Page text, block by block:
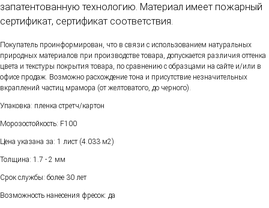
запатентованную технологию. Материал имеет пожарный
сертификат, сертификат соответствия.
Покупатель проинформирован, что в связи с использованием натуральных
природных материалов при производстве товара, допускается различия оттенка
цвета и текстуры покрытия товара, по сравнению с образцами на сайте и/или в
офисе продаж. Возможно расхождение тона и присутствие незначительных
вкраплений частиц мрамора (от желтоватого, до черного).
Упаковка: пленка стретч/картон
Морозостойкость: F100
Цена указана за: 1 лист (4.033 м2)
Толщина: 1.7 - 2 мм
Срок службы: более 30 лет
Возможность нанесения фресок: да